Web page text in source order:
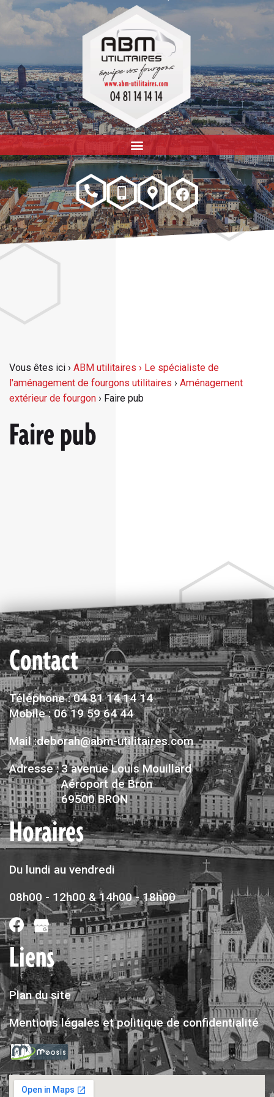
Vous êtes ici › ABM utilitaires › Le spécialiste de
l'aménagement de fourgons utilitaires › Aménagement
extérieur de fourgon › Faire pub
Faire pub
Contact
Téléphone : 04 81 14 14 14
Mobile : 06 19 59 64 44
Mail :deborah@abm-utilitaires.com
Adresse :3 avenue Louis Mouillard
Aéroport de Bron
69500 BRON
Horaires
Du lundi au vendredi
08h00 - 12h00 & 14h00 - 18h00
Liens
Plan du site
Mentions légales et politique de confidentialité